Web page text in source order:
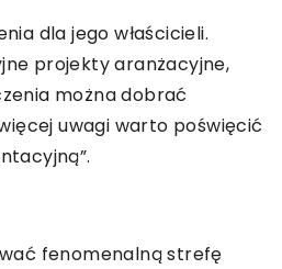
dla jego właścicieli.
projekty aranżacyjne,
można dobrać
uwagi warto poświęcić
fenomenalną strefę